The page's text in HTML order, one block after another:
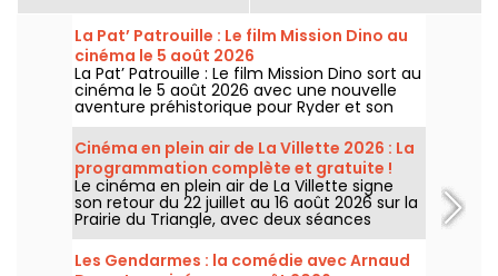
La Pat’ Patrouille : Le film Mission Dino au
cinéma le 5 août 2026
La Pat’ Patrouille : Le film Mission Dino sort au
cinéma le 5 août 2026 avec une nouvelle
aventure préhistorique pour Ryder et son
équipe.
Cinéma en plein air de La Villette 2026 : La
programmation complète et gratuite !
Le cinéma en plein air de La Villette signe
son retour du 22 juillet au 16 août 2026 sur la
Prairie du Triangle, avec deux séances
gratuites par jour, à 18h et 21h. Pour cette
35e édition, le festival met à l’honneur le
thème “L’appel de la forêt”. Découvrez la
Les Gendarmes : la comédie avec Arnaud